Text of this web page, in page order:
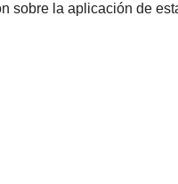
sobre la aplicación de